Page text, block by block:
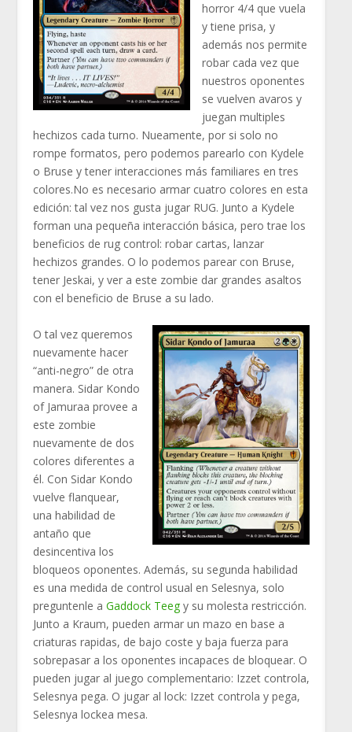
horror 4/4 que vuela
y tiene prisa, y
además nos permite
robar cada vez que
nuestros oponentes
se vuelven avaros y
juegan multiples
hechizos cada turno. Nueamente, por si solo no
rompe formatos, pero podemos parearlo con Kydele
o Bruse y tener interacciones más familiares en tres
colores.No es necesario armar cuatro colores en esta
edición: tal vez nos gusta jugar RUG. Junto a Kydele
forman una pequeña interacción básica, pero trae los
beneficios de rug control: robar cartas, lanzar
hechizos grandes. O lo podemos parear con Bruse,
tener Jeskai, y ver a este zombie dar grandes asaltos
con el beneficio de Bruse a su lado.
O tal vez queremos
nuevamente hacer
“anti-negro” de otra
manera. Sidar Kondo
of Jamuraa provee a
este zombie
nuevamente de dos
colores diferentes a
él. Con Sidar Kondo
vuelve flanquear,
una habilidad de
antaño que
desincentiva los
bloqueos oponentes. Además, su segunda habilidad
es una medida de control usual en Selesnya, solo
preguntenle a Gaddock Teegy su molesta restricción.
Junto a Kraum, pueden armar un mazo en base a
criaturas rapidas, de bajo coste y baja fuerza para
sobrepasar a los oponentes incapaces de bloquear. O
pueden jugar al juego complementario: Izzet controla,
Selesnya pega. O jugar al lock: Izzet controla y pega,
Selesnya lockea mesa.